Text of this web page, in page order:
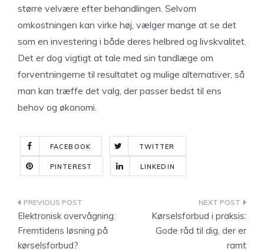
større velvære efter behandlingen. Selvom
omkostningen kan virke høj, vælger mange at se det
som en investering i både deres helbred og livskvalitet.
Det er dog vigtigt at tale med sin tandlæge om
forventningerne til resultatet og mulige alternativer, så
man kan træffe det valg, der passer bedst til ens
behov og økonomi.
FACEBOOK TWITTER
PINTEREST LINKEDIN
Indlægsnavigation
Elektronisk overvågning:
Fremtidens løsning på
kørselsforbud?
Kørselsforbud i praksis:
Gode råd til dig, der er
ramt